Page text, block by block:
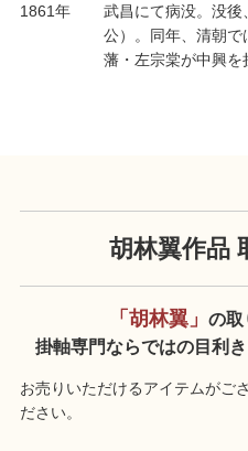
1861年
武昌にて病没。没後
公）。同年、清朝で
藩・左宗棠が中興を
胡林翼作品
「胡林翼」 の取
掛軸専門ならではの目利
お売りいただけるアイテムがご
ださい。